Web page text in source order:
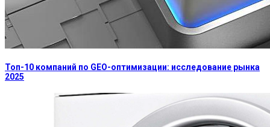
Топ-10 компаний по GEO-оптимизации: исследование рынка
2025